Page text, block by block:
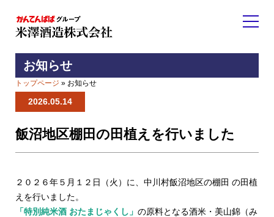
お知らせ
トップページ » お知らせ
2026.05.14
飯沼地区棚田の田植えを行いました
２０２６年５月１２日（火）に、中川村飯沼地区の棚田 の田植
えを行いました。
「特別純米酒 おたまじゃくし」 の原料となる酒米・美山錦（み